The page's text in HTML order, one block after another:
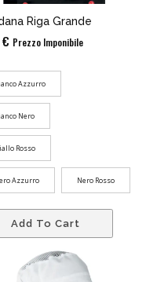
Riga Grande
€ Prezzo Imponibile
Azzurro
Nero
Rosso
Azzurro Nero Rosso
Add To Cart